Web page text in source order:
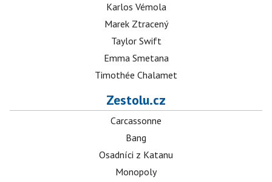
Karlos Vémola
Marek Ztracený
Taylor Swift
Emma Smetana
Timothée Chalamet
Zestolu.cz
Carcassonne
Bang
Osadníci z Katanu
Monopoly